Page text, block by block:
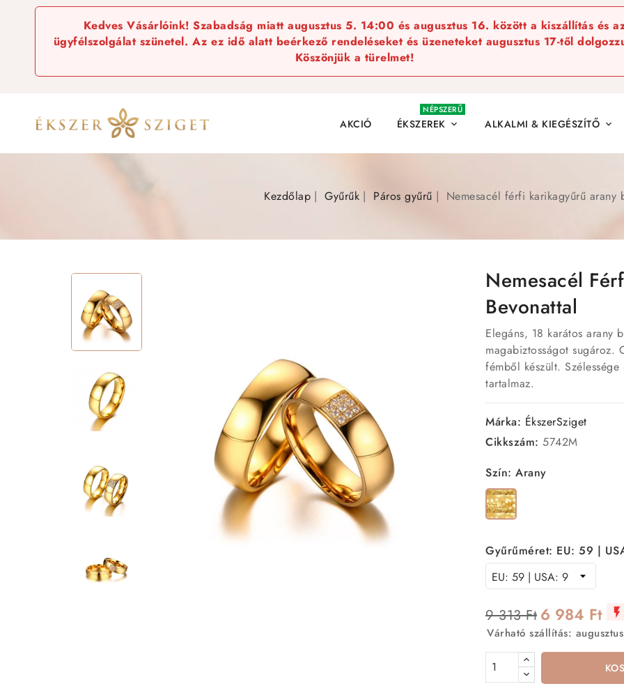
Kedves Vásárlóink! Szabadság miatt augusztus 5. 14:00 és augusztus 16. között a kiszállítás és
ügyfélszolgálat szünetel. Az ez idő alatt beérkező rendeléseket és üzeneteket augusztus 17-től
Köszönjük a türelmet!
AKCIÓ ÉKSZEREK 
NÉPSZERŰ
ALKALMI & KIEGÉSZÍTŐ 
Kezdőlap Gyűrűk Páros gyűrű Nemesacél férfi karikagyűrű arany
Nemesacél
Bevonattal
Elegáns, 18 karátos arany
magabiztosságot sugároz.
fémből készült.
tartalmaz.
Márka: ÉkszerSziget
Cikkszám: 5742M
Szín: Arany
Arany
Gyűrűméret: EU: 59 |
9 313 Ft 6 984 Ft 
Várható szállítás: